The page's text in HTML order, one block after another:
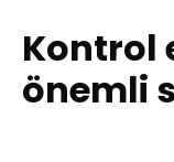
Kontrol
önemli